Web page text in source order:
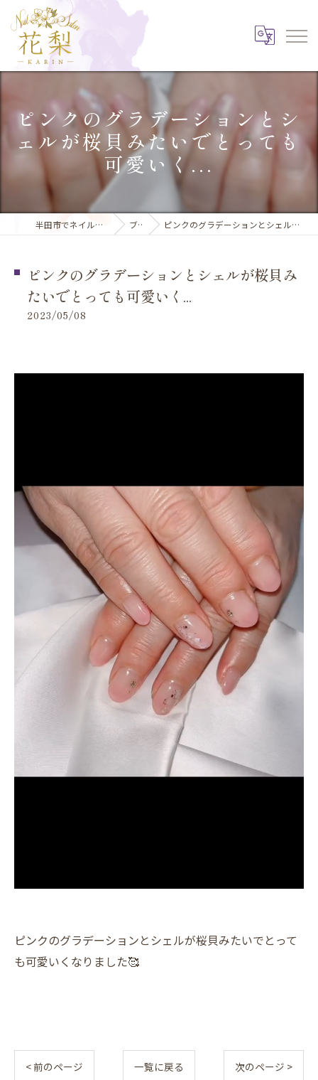
ピンクのグラデーションとシ
ェルが桜貝みたいでとっても
可愛いく...
半田市でネイルならNail Salon 花梨 ブログ ピンクのグラデーションとシェルが桜貝みたいでとっても可愛いく...
ピンクのグラデーションとシェルが桜貝み
たいでとっても可愛いく...
2023/05/08
ピンクのグラデーションとシェルが桜貝みたいでとって
も可愛いくなりました🥰
< 前のページ 一覧に戻る 次のページ >